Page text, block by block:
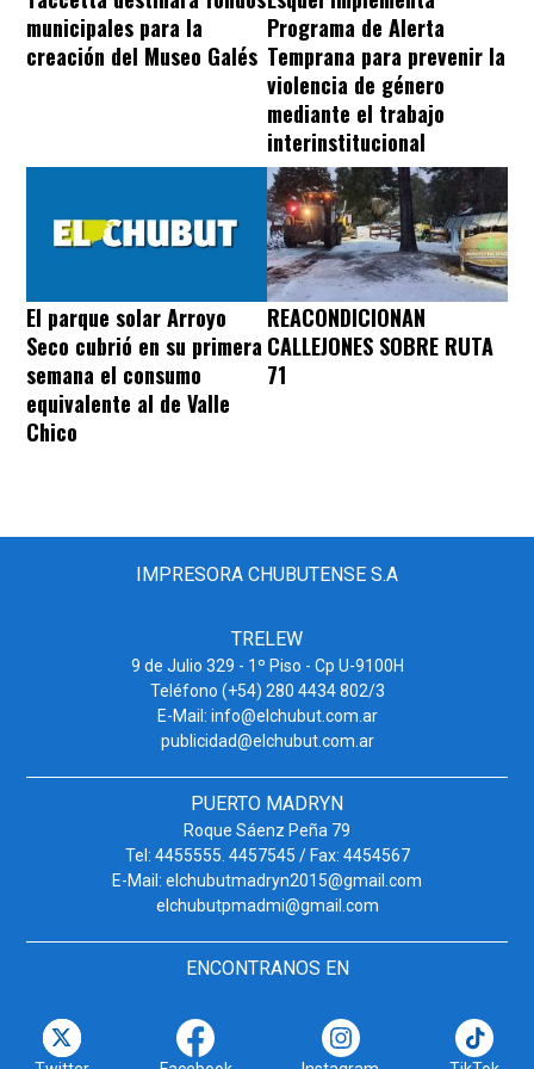
municipales para la
creación del Museo Galés
Programa de Alerta
Temprana para prevenir la
violencia de género
mediante el trabajo
interinstitucional
El parque solar Arroyo
Seco cubrió en su primera
semana el consumo
equivalente al de Valle
Chico
REACONDICIONAN
CALLEJONES SOBRE RUTA
71
IMPRESORA CHUBUTENSE S.A
TRELEW
9 de Julio 329 - 1º Piso - Cp U-9100H
Teléfono (+54) 280 4434 802/3
E-Mail: info@elchubut.com.ar
publicidad@elchubut.com.ar
PUERTO MADRYN
Roque Sáenz Peña 79
Tel: 4455555. 4457545 / Fax: 4454567
E-Mail: elchubutmadryn2015@gmail.com
elchubutpmadmi@gmail.com
ENCONTRANOS EN